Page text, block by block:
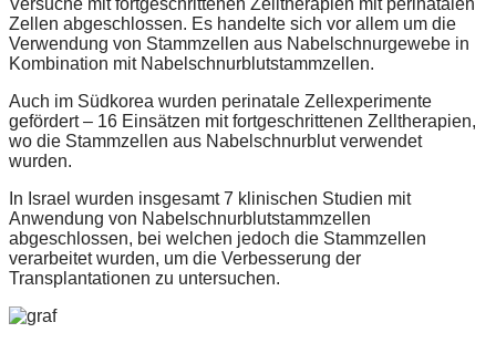
Versuche mit fortgeschrittenen Zelltherapien mit perinatalen
Zellen abgeschlossen. Es handelte sich vor allem um die
Verwendung von Stammzellen aus Nabelschnurgewebe in
Kombination mit Nabelschnurblutstammzellen.
Auch im Südkorea wurden perinatale Zellexperimente
gefördert – 16 Einsätzen mit fortgeschrittenen Zelltherapien,
wo die Stammzellen aus Nabelschnurblut verwendet
wurden.
In Israel wurden insgesamt 7 klinischen Studien mit
Anwendung von Nabelschnurblutstammzellen
abgeschlossen, bei welchen jedoch die Stammzellen
verarbeitet wurden, um die Verbesserung der
Transplantationen zu untersuchen.